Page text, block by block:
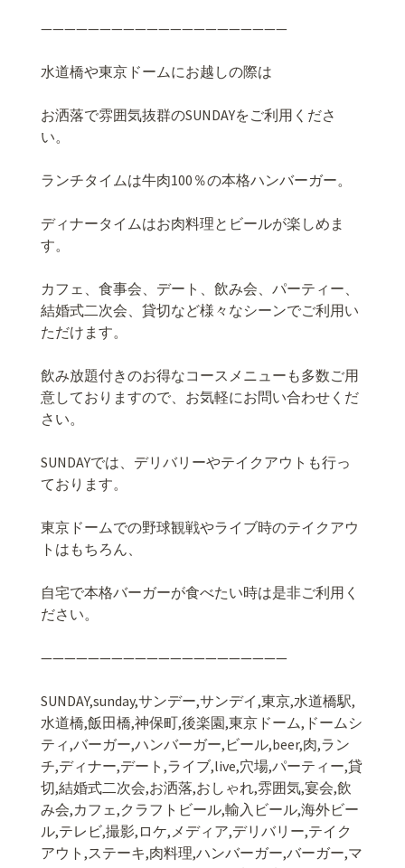
—————————————————————
水道橋や東京ドームにお越しの際は
お洒落で雰囲気抜群のSUNDAYをご利用くださ
い。
ランチタイムは牛肉100 ％の本格ハンバーガー。
ディナータイムはお肉料理とビールが楽しめま
す。
カフェ、食事会、デート、飲み会、パーティー、
結婚式二次会、貸切など様々なシーンでご利用い
ただけます。
飲み放題付きのお得なコースメニューも多数ご用
意しておりますので、お気軽にお問い合わせくだ
さい。
SUNDAYでは、デリバリーやテイクアウトも行っ
ております。
東京ドームでの野球観戦やライブ時のテイクアウ
トはもちろん、
自宅で本格バーガーが食べたい時は是非ご利用く
ださい。
—————————————————————
SUNDAY,sunday,サンデー,サンデイ,東京,水道橋駅,
水道橋,飯田橋,神保町,後楽園,東京ドーム, ドームシ
ティ,バーガー,ハンバーガー, ビール,beer,肉,ラン
チ,ディナー,デート ,ライブ,live,穴場,パーティー,貸
切,結婚式二次会,お洒落,おしゃれ,雰囲気,宴会,飲
み会,カフェ,クラフトビール,輸入ビール,海外ビー
ル,テレビ,撮影, ロケ,メディア,デリバリー,テイク
アウト ,ステーキ,肉料理,ハンバーガー,バーガー,マ